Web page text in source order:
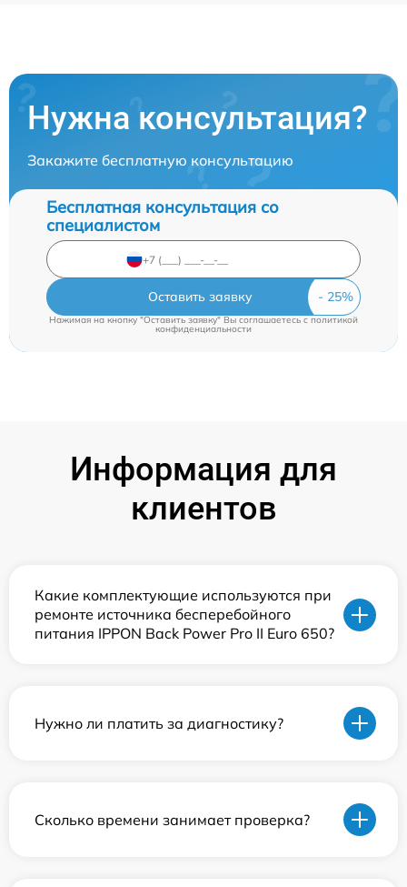
Нужна консультация?
Закажите бесплатную консультацию
Бесплатная консультация со
специалистом
Оставить заявку
Нажимая на кнопку "Оставить заявку" Вы соглашаетесь cполитикой
конфиденциальности
Информация для
клиентов
Какие комплектующие используются при
ремонте источника бесперебойного
питания IPPON Back Power Pro II Euro 650?
Нужно ли платить за диагностику?
Сколько времени занимает проверка?